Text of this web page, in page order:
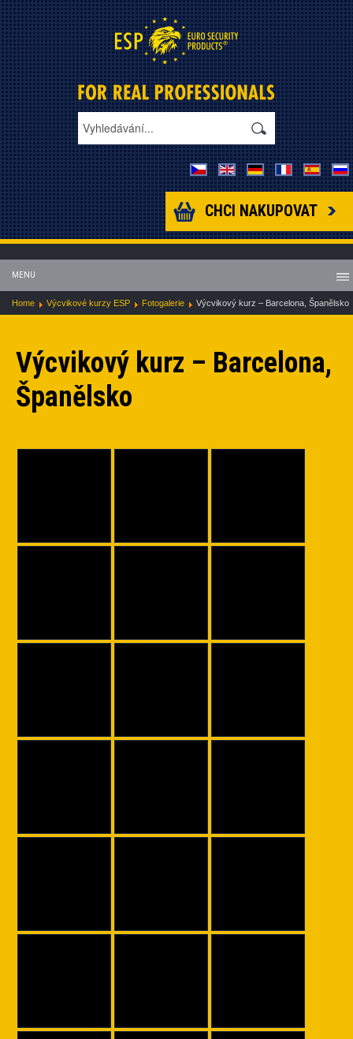
CHCI NAKUPOVAT
MENU
Home Výcvikové kurzy ESP Fotogalerie Výcvikový kurz – Barcelona, Španělsko
Výcvikový kurz – Barcelona,
Španělsko